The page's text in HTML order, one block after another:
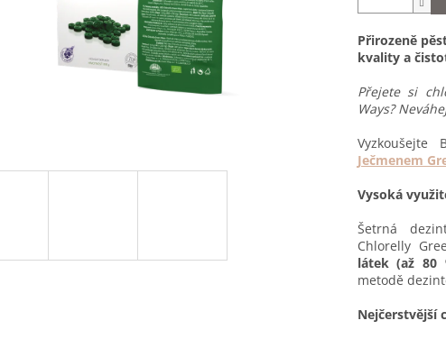
Přirozeně
kvality a
Přejete si
Ways?
Ječmenem
Vysoká
Šetrná
Chlorelly
látek (až 80
metodě
Nejčerstvější